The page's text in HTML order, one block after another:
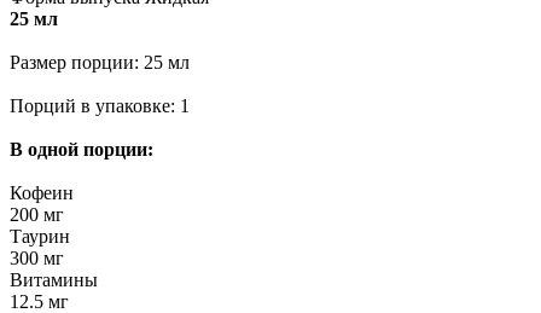
25 мл
Размер порции: 25 мл
Порций в упаковке: 1
В одной порции:
Кофеин
200 мг
Таурин
300 мг
Витамины
12.5 мг